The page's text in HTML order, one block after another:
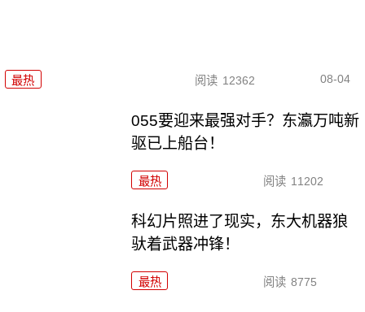
最热 阅读 12362 08-04
055要迎来最强对手？东瀛万吨新
驱已上船台！
最热 阅读 11202
科幻片照进了现实，东大机器狼
驮着武器冲锋！
最热 阅读 8775